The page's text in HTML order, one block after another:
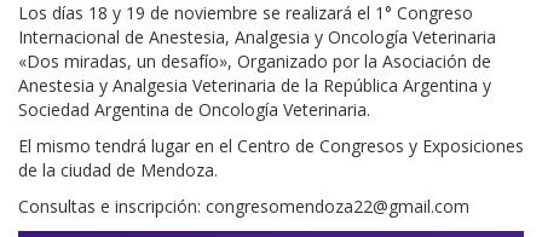
Los días 18 y 19 de noviembre se realizará el 1° Congreso
Internacional de Anestesia, Analgesia y Oncología Veterinaria
«Dos miradas, un desafío», Organizado por la Asociación de
Anestesia y Analgesia Veterinaria de la República Argentina y
Sociedad Argentina de Oncología Veterinaria.
El mismo tendrá lugar en el Centro de Congresos y Exposiciones
de la ciudad de Mendoza.
Consultas e inscripción: congresomendoza22@gmail.com